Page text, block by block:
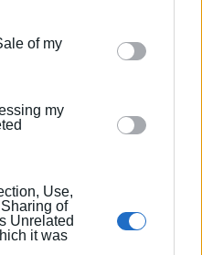
and store information
or deny consent to
to use your data for
of my
my
Use,
of
Unrelated
it was
Ενημέρωση από το
Ειδικεύεται στις
και το